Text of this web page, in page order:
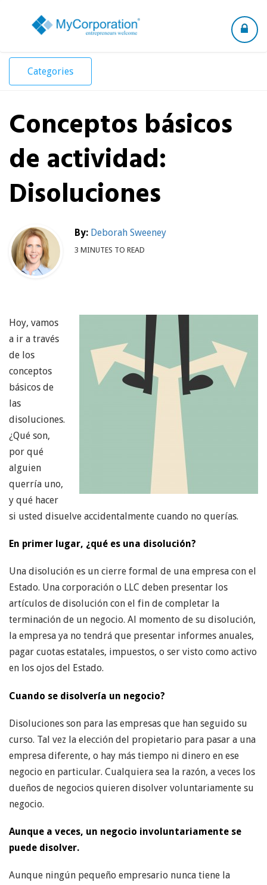
Toggle
Categories
Conceptos básicos
de actividad:
Disoluciones
By: Deborah Sweeney
3 MINUTES TO READ
Hoy, vamos
a ir a través
de los
conceptos
básicos de
las
disoluciones.
¿Qué son,
por qué
alguien
querría uno,
y qué hacer
si usted disuelve accidentalmente cuando no querías.
En primer lugar, ¿qué es una disolución?
Una disolución es un cierre formal de una empresa con el
Estado. Una corporación o LLC deben presentar los
artículos de disolución con el fin de completar la
terminación de un negocio. Al momento de su disolución,
la empresa ya no tendrá que presentar informes anuales,
pagar cuotas estatales, impuestos, o ser visto como activo
en los ojos del Estado.
Cuando se disolvería un negocio?
Disoluciones son para las empresas que han seguido su
curso. Tal vez la elección del propietario para pasar a una
empresa diferente, o hay más tiempo ni dinero en ese
negocio en particular. Cualquiera sea la razón, a veces los
dueños de negocios quieren disolver voluntariamente su
negocio.
Aunque a veces, un negocio involuntariamente se
puede disolver.
Aunque ningún pequeño empresario nunca tiene la